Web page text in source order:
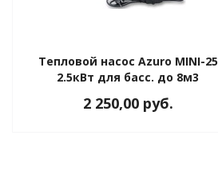
Тепловой насос Azuro MINI-25
2.5кВт для басс. до 8м3
2 250,00 руб.